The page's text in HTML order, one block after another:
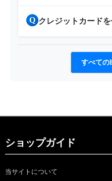
Q クレジットカード
すべての
ショップガイド
当サイトについて